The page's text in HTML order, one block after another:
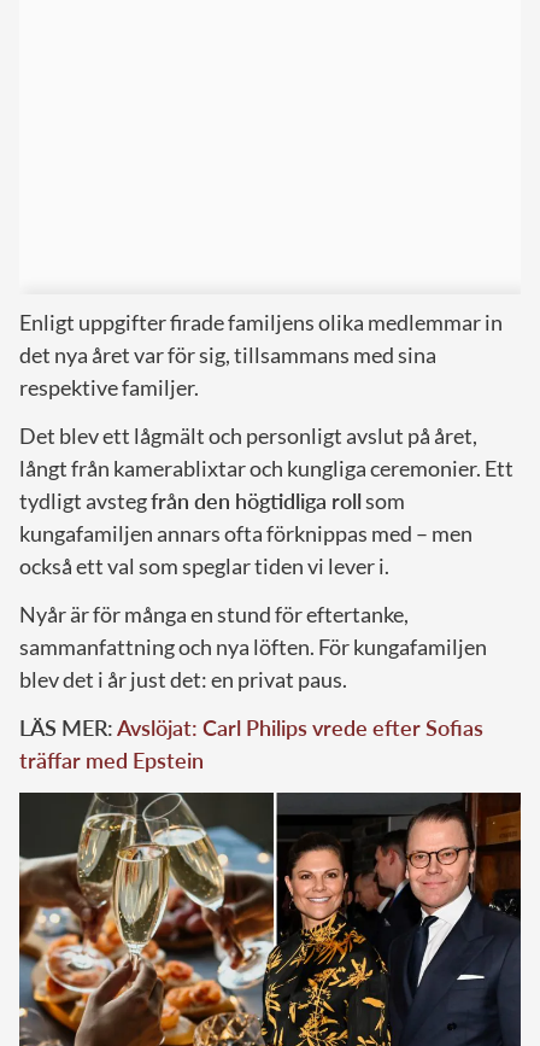
Enligt uppgifter firade familjens olika medlemmar in
det nya året var för sig, tillsammans med sina
respektive familjer.
Det blev ett lågmält och personligt avslut på året,
långt från kamerablixtar och kungliga ceremonier. Ett
tydligt avstegfrån den högtidliga rollsom
kungafamiljen annars ofta förknippas med – men
också ett val som speglar tiden vi lever i.
Nyår är för många en stund för eftertanke,
sammanfattning och nya löften. För kungafamiljen
blev det i år just det: en privat paus.
LÄS MER:Avslöjat: Carl Philips vrede efter Sofias
träffar med Epstein